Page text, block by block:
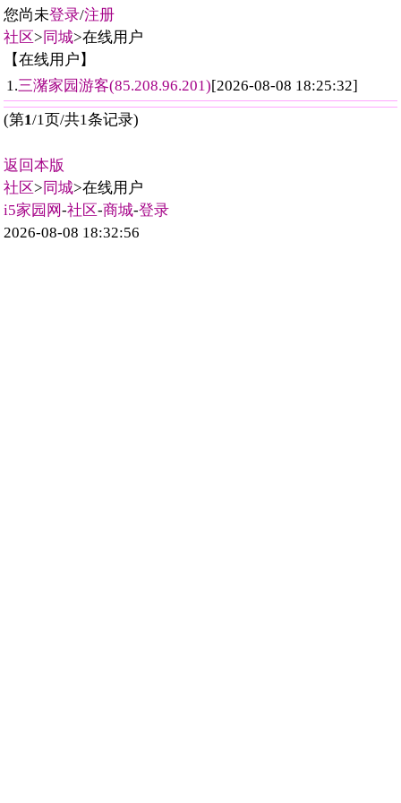
您尚未登录/注册
社区>同城>在线用户
【在线用户】
1.三潴家园游客(85.208.96.201)[2026-08-08 18:25:32]
(第1/1页/共1条记录)
返回本版
社区>同城>在线用户
i5家园网-社区-商城-登录
2026-08-08 18:32:56